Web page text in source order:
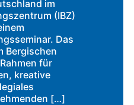
im
(IBZ)
Das
Bergischen
für
kreative
[…]